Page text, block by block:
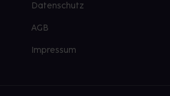
Datenschutz
AGB
Impressum